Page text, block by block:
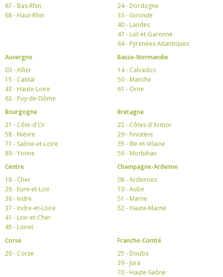
67 - Bas-Rhin
68 - Haut-Rhin
24 - Dordogne
33 - Gironde
40 - Landes
47 - Lot-et-Garonne
64 - Pyrénées-Atlantiques
Auvergne
03 - Allier
15 - Cantal
43 - Haute-Loire
63 - Puy-de-Dôme
Basse-Normandie
14 - Calvados
50 - Manche
61 - Orne
Bourgogne
21 - Côte-d'Or
58 - Nièvre
71 - Saône-et-Loire
89 - Yonne
Bretagne
22 - Côtes-d'Armor
29 - Finistère
35 - Ille-et-Vilaine
56 - Morbihan
Centre
18 - Cher
28 - Eure-et-Loir
36 - Indre
37 - Indre-et-Loire
41 - Loir-et-Cher
45 - Loiret
Champagne-Ardenne
08 - Ardennes
10 - Aube
51 - Marne
52 - Haute-Marne
Corse
20 - Corse
Franche-Comté
25 - Doubs
39 - Jura
70 - Haute-Saône